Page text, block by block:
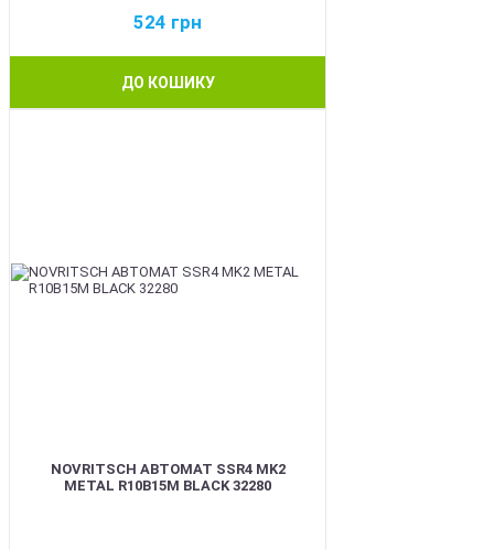
524 грн
ДО КОШИКУ
NOVRITSCH АВТОМАТ SSR4 MK2
METAL R10B15M BLACK 32280